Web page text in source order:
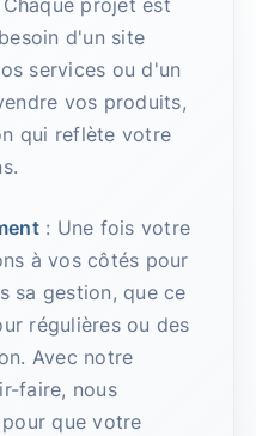
projet est
d'un site
services ou d'un
vos produits,
qui reflète votre
: Une fois votre
à vos côtés pour
sa gestion, que ce
régulières ou des
Avec notre
faire, nous
que votre